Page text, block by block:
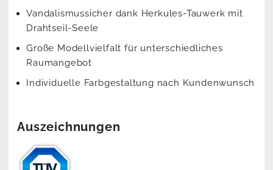
Vandalismussicher dank Herkules-Tauwerk mit
Drahtseil-Seele
Große Modellvielfalt für unterschiedliches
Raumangebot
Individuelle Farbgestaltung nach Kundenwunsch
Auszeichnungen